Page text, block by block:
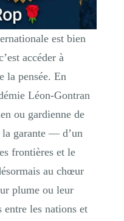
est bien
accéder à
la pensée. En
Léon-Gontran
ou gardienne de
garante — d’un
frontières et le
au chœur
plume ou leur
entre les nations et